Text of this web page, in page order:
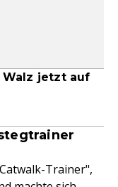
Walz jetzt auf
Trainer",